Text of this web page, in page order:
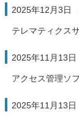
2025年12月3日
テレマティクス
2025年11月13日
アクセス管理ソ
2025年11月13日